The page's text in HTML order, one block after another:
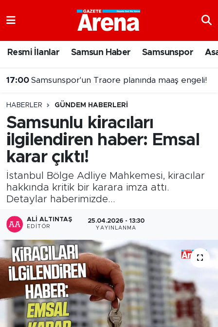
Resmi İlanlar Samsun Haber Samsunspor
17:00 Samsunspor'un Traore planında maaş engeli!
HABERLER GÜNDEM HABERLERI
Samsunlu kiracıları
ilgilendiren haber: Emsal
karar çıktı!
İstanbul Bölge Adliye Mahkemesi, kiracılar
hakkında kritik bir karara imza attı.
Detaylar haberimizde...
ALI ALTINTAŞ
EDITÖR
25.04.2026 - 13:30
YAYINLANMA
Samsun Namaz Vakitleri
Süper Lig Puan Durumu ve Fikstür
Tüm Manşetler
Son Dakika Haberleri